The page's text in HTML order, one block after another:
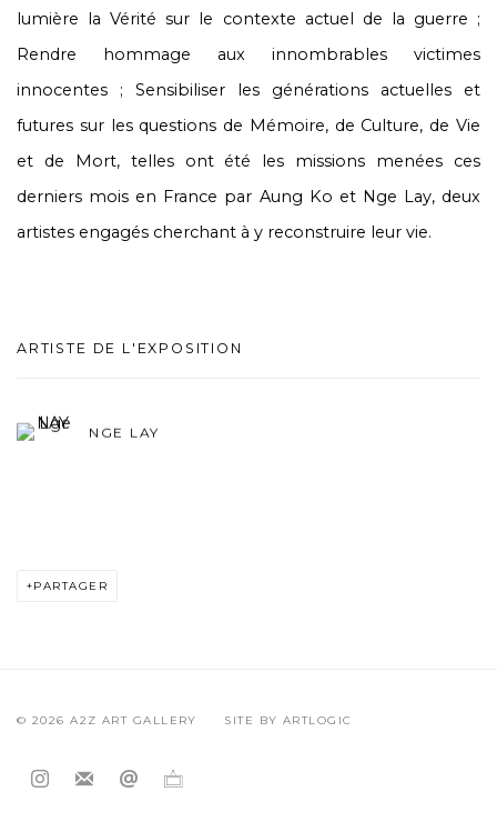
lumière la Vérité sur le contexte actuel de la guerre ;
Rendre hommage aux innombrables victimes
innocentes ; Sensibiliser les générations actuelles et
futures sur les questions de Mémoire, de Culture, de Vie
et de Mort, telles ont été les missions menées ces
derniers mois en France par Aung Ko et Nge Lay, deux
artistes engagés cherchant à y reconstruire leur vie.
ARTISTE DE L'EXPOSITION
NGE LAY
PARTAGER
© 2026 A2Z ART GALLERY SITE BY ARTLOGIC